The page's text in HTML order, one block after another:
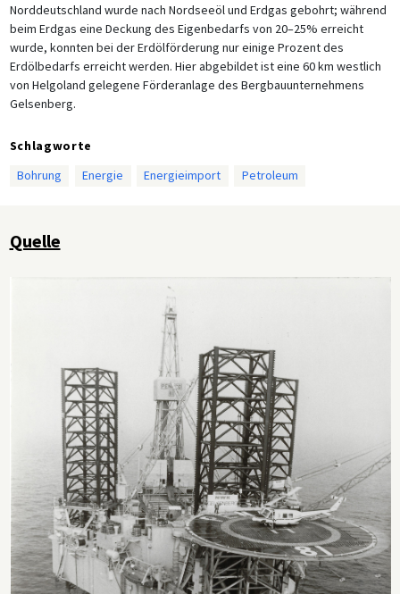
Norddeutschland wurde nach Nordseeöl und Erdgas gebohrt; während
beim Erdgas eine Deckung des Eigenbedarfs von 20–25% erreicht
wurde, konnten bei der Erdölförderung nur einige Prozent des
Erdölbedarfs erreicht werden. Hier abgebildet ist eine 60 km westlich
von Helgoland gelegene Förderanlage des Bergbauunternehmens
Gelsenberg.
Schlagworte
Bohrung
Energie Energieimport Petroleum
Quelle